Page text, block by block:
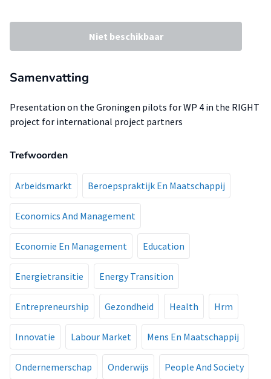
Niet beschikbaar
Samenvatting
Presentation on the Groningen pilots for WP 4 in the RIGHT
project for international project partners
Trefwoorden
Arbeidsmarkt Beroepspraktijk En Maatschappij
Economics And Management
Economie En Management Education
Energietransitie Energy Transition
Entrepreneurship Gezondheid Health Hrm
Innovatie Labour Market Mens En Maatschappij
Ondernemerschap Onderwijs People And Society